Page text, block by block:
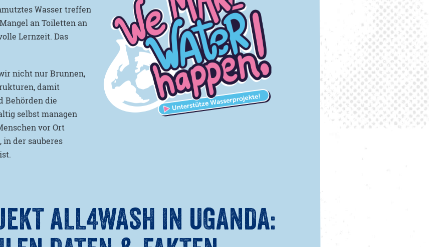
Wasser treffen
an Toiletten an
Lernzeit. Das
nicht nur Brunnen,
damit
Behörden die
selbst managen
vor Ort
der sauberes
ALL4WASH IN UGANDA: